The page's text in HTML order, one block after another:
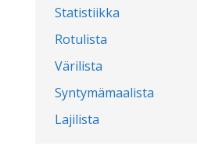
Statistiikka
Rotulista
Värilista
Syntymämaalista
Lajilista